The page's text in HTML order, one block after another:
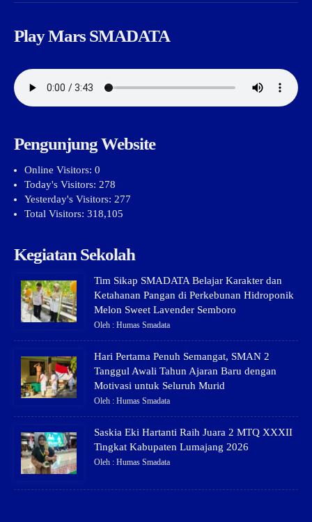
Play Mars SMADATA
Pengunjung Website
Online Visitors: 0
Today's Visitors: 278
Yesterday's Visitors: 277
Total Visitors: 318,105
Kegiatan Sekolah
Tim Sikap SMADATA Belajar Karakter dan
Ketahanan Pangan di Perkebunan Hidroponik
Melon Sweet Lavender Semboro
Oleh : Humas Smadata
Hari Pertama Penuh Semangat, SMAN 2
Tanggul Awali Tahun Ajaran Baru dengan
Motivasi untuk Seluruh Murid
Oleh : Humas Smadata
Saskia Eki Hartanti Raih Juara 2 MTQ XXXII
Tingkat Kabupaten Lumajang 2026
Oleh : Humas Smadata